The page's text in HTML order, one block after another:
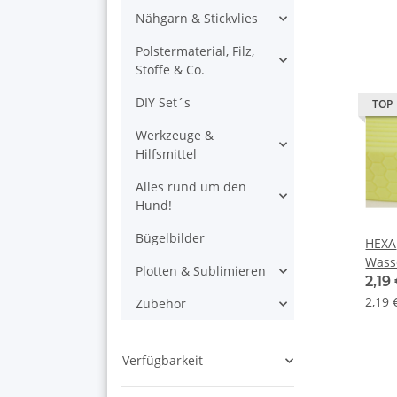
TOP
HEXA
Gelb
2,19
Nähgarn & Stickvlies
Polstermaterial, Filz,
Stoffe & Co.
DIY Set´s
Werkzeuge &
Hilfsmittel
Alles rund um den
Hund!
Bügelbilder
Plotten & Sublimieren
Zubehör
Verfügbarkeit